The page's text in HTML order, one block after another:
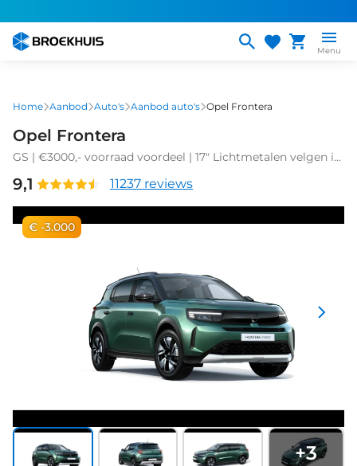
naar
gaan
Menu
Home Aanbod Auto's Aanbod auto's Opel Frontera
Opel Frontera
GS | €3000,- voorraad voordeel | 17" Lichtmetalen velgen in
hoek waarschuwing
9,1 11237 reviews
€ -3.000
+3